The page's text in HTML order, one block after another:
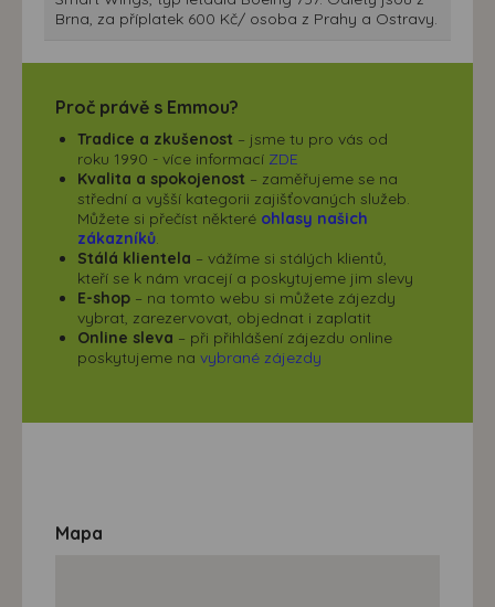
Brna, za příplatek 600 Kč/ osoba z Prahy a Ostravy.
Proč právě s Emmou?
Tradice a zkušenost – jsme tu pro vás od
roku 1990 - více informací ZDE
Kvalita a spokojenost – zaměřujeme se na
střední a vyšší kategorii zajišťovaných služeb.
Můžete si přečíst některé ohlasy našich
zákazníků.
Stálá klientela – vážíme si stálých klientů,
kteří se k nám vracejí a poskytujeme jim slevy
E-shop – na tomto webu si můžete zájezdy
vybrat, zarezervovat, objednat i zaplatit
Online sleva – při přihlášení zájezdu online
poskytujeme na vybrané zájezdy
Mapa